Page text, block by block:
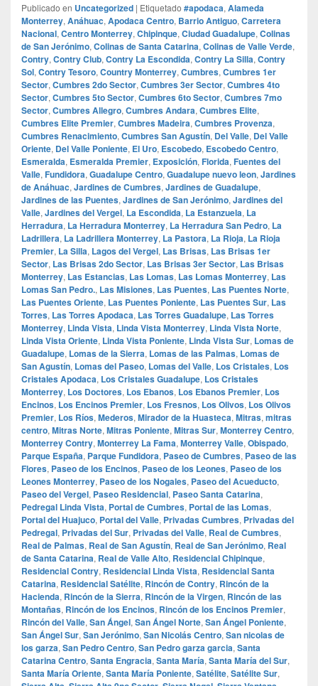
Publicado en Uncategorized | Etiquetado #apodaca, Alameda
Monterrey, Anáhuac, Apodaca Centro, Barrio Antiguo, Carretera
Nacional, Centro Monterrey, Chipinque, Ciudad Guadalupe, Colinas
de San Jerónimo, Colinas de Santa Catarina, Colinas de Valle Verde,
Contry, Contry Club, Contry La Escondida, Contry La Silla, Contry
Sol, Contry Tesoro, Country Monterrey, Cumbres, Cumbres 1er
Sector, Cumbres 2do Sector, Cumbres 3er Sector, Cumbres 4to
Sector, Cumbres 5to Sector, Cumbres 6to Sector, Cumbres 7mo
Sector, Cumbres Allegro, Cumbres Andara, Cumbres Elite,
Cumbres Elite Premier, Cumbres Madeira, Cumbres Provenza,
Cumbres Renacimiento, Cumbres San Agustín, Del Valle, Del Valle
Oriente, Del Valle Poniente, El Uro, Escobedo, Escobedo Centro,
Esmeralda, Esmeralda Premier, Exposición, Florida, Fuentes del
Valle, Fundidora, Guadalupe Centro, Guadalupe nuevo leon, Jardines
de Anáhuac, Jardines de Cumbres, Jardines de Guadalupe,
Jardines de las Puentes, Jardines de San Jerónimo, Jardines del
Valle, Jardines del Vergel, La Escondida, La Estanzuela, La
Herradura, La Herradura Monterrey, La Herradura San Pedro, La
Ladrillera, La Ladrillera Monterrey, La Pastora, La Rioja, La Rioja
Premier, La Silla, Lagos del Vergel, Las Brisas, Las Brisas 1er
Sector, Las Brisas 2do Sector, Las Brisas 3er Sector, Las Brisas
Monterrey, Las Estancias, Las Lomas, Las Lomas Monterrey, Las
Lomas San Pedro., Las Misiones, Las Puentes, Las Puentes Norte,
Las Puentes Oriente, Las Puentes Poniente, Las Puentes Sur, Las
Torres, Las Torres Apodaca, Las Torres Guadalupe, Las Torres
Monterrey, Linda Vista, Linda Vista Monterrey, Linda Vista Norte,
Linda Vista Oriente, Linda Vista Poniente, Linda Vista Sur, Lomas de
Guadalupe, Lomas de la Sierra, Lomas de las Palmas, Lomas de
San Agustín, Lomas del Paseo, Lomas del Valle, Los Cristales, Los
Cristales Apodaca, Los Cristales Guadalupe, Los Cristales
Monterrey, Los Doctores, Los Ebanos, Los Ebanos Premier, Los
Encinos, Los Encinos Premier, Los Fresnos, Los Olivos, Los Olivos
Premier, Los Ríos, Mederos, Mirador de la Huasteca, Mitras, mitras
centro, Mitras Norte, Mitras Poniente, Mitras Sur, Monterrey Centro,
Monterrey Contry, Monterrey La Fama, Monterrey Valle, Obispado,
Parque España, Parque Fundidora, Paseo de Cumbres, Paseo de las
Flores, Paseo de los Encinos, Paseo de los Leones, Paseo de los
Leones Monterrey, Paseo de los Nogales, Paseo del Acueducto,
Paseo del Vergel, Paseo Residencial, Paseo Santa Catarina,
Pedregal Linda Vista, Portal de Cumbres, Portal de las Lomas,
Portal del Huajuco, Portal del Valle, Privadas Cumbres, Privadas del
Pedregal, Privadas del Sur, Privadas del Valle, Real de Cumbres,
Real de Palmas, Real de San Agustín, Real de San Jerónimo, Real
de Santa Catarina, Real de Valle Alto, Residencial Chipinque,
Residencial Contry, Residencial Linda Vista, Residencial Santa
Catarina, Residencial Satélite, Rincón de Contry, Rincón de la
Hacienda, Rincón de la Sierra, Rincón de la Virgen, Rincón de las
Montañas, Rincón de los Encinos, Rincón de los Encinos Premier,
Rincón del Valle, San Ángel, San Ángel Norte, San Ángel Poniente,
San Ángel Sur, San Jerónimo, San Nicolás Centro, San nicolas de
los garza, San Pedro Centro, San Pedro garza garcia, Santa
Catarina Centro, Santa Engracia, Santa María, Santa María del Sur,
Santa María Oriente, Santa María Poniente, Satélite, Satélite Sur,